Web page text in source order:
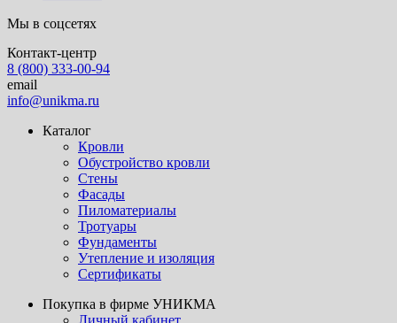
Мы в соцсетях
Контакт-центр
8 (800) 333-00-94
email
info@unikma.ru
Каталог
Кровли
Обустройство кровли
Стены
Фасады
Пиломатериалы
Тротуары
Фундаменты
Утепление и изоляция
Сертификаты
Покупка в фирме УНИКМА
Личный кабинет